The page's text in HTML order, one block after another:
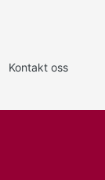
Kontakt oss